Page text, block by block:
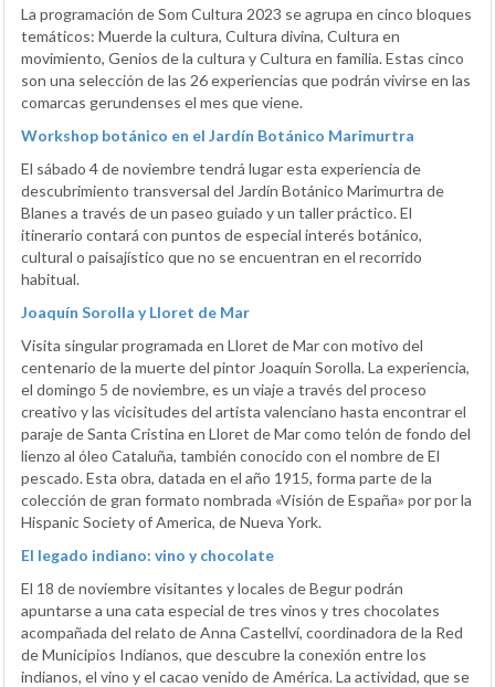
La programación de Som Cultura 2023 se agrupa en cinco bloques
temáticos: Muerde la cultura, Cultura divina, Cultura en
movimiento, Genios de la cultura y Cultura en familia. Estas cinco
son una selección de las 26 experiencias que podrán vivirse en las
comarcas gerundenses el mes que viene.
Workshop botánico en el Jardín Botánico Marimurtra
El sábado 4 de noviembre tendrá lugar esta experiencia de
descubrimiento transversal del Jardín Botánico Marimurtra de
Blanes a través de un paseo guiado y un taller práctico. El
itinerario contará con puntos de especial interés botánico,
cultural o paisajístico que no se encuentran en el recorrido
habitual.
Joaquín Sorolla y Lloret de Mar
Visita singular programada en Lloret de Mar con motivo del
centenario de la muerte del pintor Joaquín Sorolla. La experiencia,
el domingo 5 de noviembre, es un viaje a través del proceso
creativo y las vicisitudes del artista valenciano hasta encontrar el
paraje de Santa Cristina en Lloret de Mar como telón de fondo del
lienzo al óleo Cataluña, también conocido con el nombre de El
pescado. Esta obra, datada en el año 1915, forma parte de la
colección de gran formato nombrada «Visión de España» por por la
Hispanic Society of America, de Nueva York.
El legado indiano: vino y chocolate
El 18 de noviembre visitantes y locales de Begur podrán
apuntarse a una cata especial de tres vinos y tres chocolates
acompañada del relato de Anna Castellví, coordinadora de la Red
de Municipios Indianos, que descubre la conexión entre los
indianos, el vino y el cacao venido de América. La actividad, que se